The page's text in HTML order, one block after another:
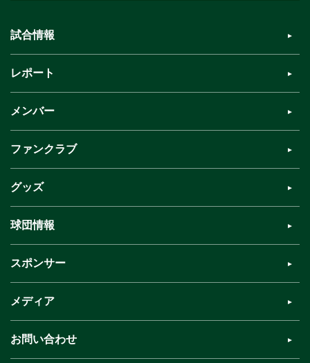
試合情報
レポート
メンバー
ファンクラブ
グッズ
球団情報
スポンサー
メディア
お問い合わせ